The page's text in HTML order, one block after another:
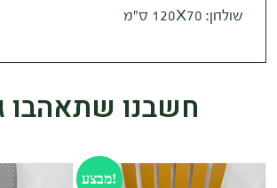
שולחן: 120X70 ס”מ
חשבנו שתאהבו
מבצע!